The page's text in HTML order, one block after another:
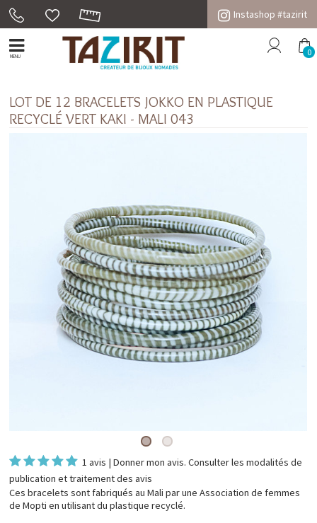
Instashop #tazirit
MENU 0
LOT DE 12 BRACELETS JOKKO EN PLASTIQUE
RECYCLÉ VERT KAKI - MALI 043
1 avis |Donner mon avis. Consulter lesmodalités de
publication et traitement des avis
Ces bracelets sont fabriqués au Mali par une Association de femmes
de Mopti en utilisant du plastique recyclé.